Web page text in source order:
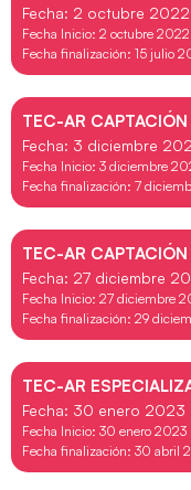
Fecha: 2 octubre 2022
Fecha Inicio: 2 octubre 2022
Fecha finalización: 15 julio
TEC-AR
Fecha: 3 diciembre
Fecha Inicio: 3 diciembre
Fecha finalización: 7
TEC-AR
Fecha: 27 diciembre
Fecha Inicio: 27 diciembre
Fecha finalización: 29
TEC-AR
Fecha: 30 enero 2023
Fecha Inicio: 30 enero 2023
Fecha finalización: 30 abril